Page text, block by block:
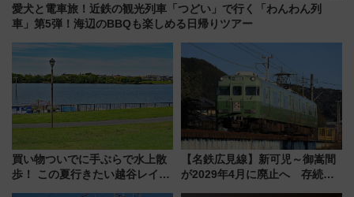
愛犬と電車旅！近鉄の観光列車「つどい」で行く「わんわん列
車」第5弾！海辺のBBQも楽しめる日帰りツアー
買い物ついでに手ぶらで水上散
歩！ この夏行きたい越谷レイク
【名鉄広見線】新可児～御嵩間
が2029年4月に廃止へ 存続協